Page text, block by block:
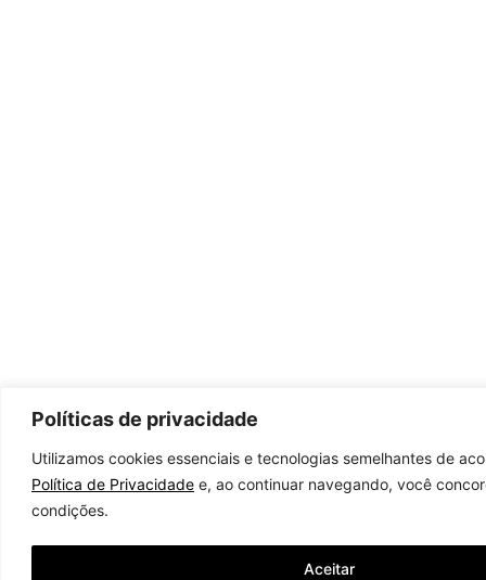
Políticas de privacidade
Utilizamos cookies essenciais e tecnologias semelhantes de
Política de Privacidade e, ao continuar navegando, você
condições.
Aceitar